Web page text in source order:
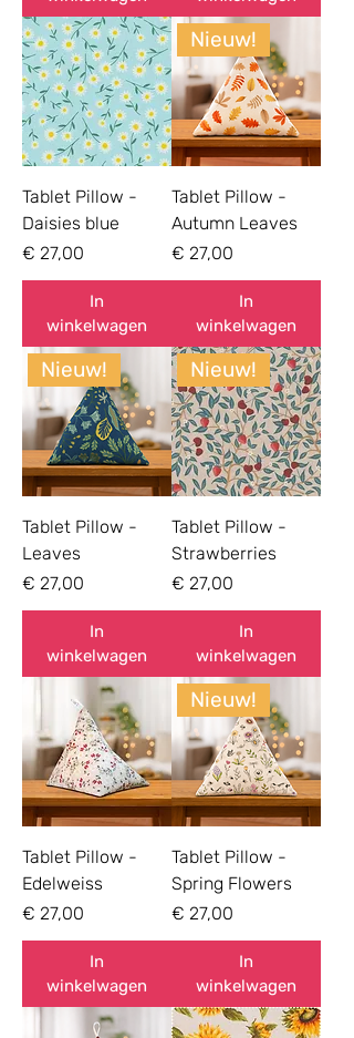
Tablet Pillow -
Daisies blue
Prijs
€ 27,00
In
winkelwagen
Nieuw!
Tablet Pillow -
Autumn Leaves
Prijs
€ 27,00
In
winkelwagen
Nieuw!
Tablet Pillow -
Leaves
Prijs
€ 27,00
In
winkelwagen
Nieuw!
Tablet Pillow -
Strawberries
Prijs
€ 27,00
In
winkelwagen
Tablet Pillow -
Edelweiss
Prijs
€ 27,00
In
winkelwagen
Nieuw!
Tablet Pillow -
Spring Flowers
Prijs
€ 27,00
In
winkelwagen